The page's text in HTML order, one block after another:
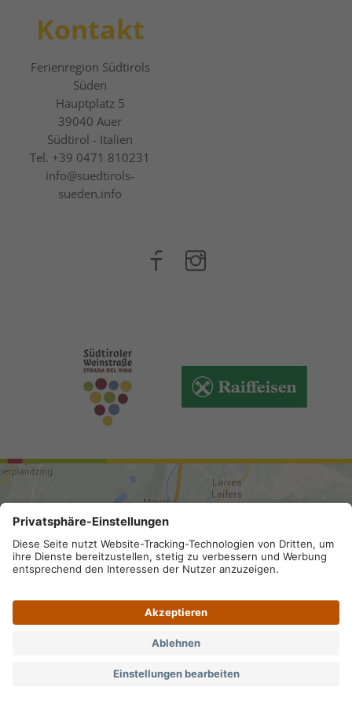
Kontakt
Ferienregion Südtirols
Süden
Hauptplatz 5
39040 Auer
Südtirol - Italien
Tel. +39 0471 810231
info@suedtirols-
sueden.info
ANREISE
Impressum . Privacy
SDI-Kodex: A4RZ960